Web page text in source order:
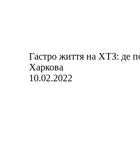
Гастро життя на ХТЗ: де
Харкова
10.02.2022